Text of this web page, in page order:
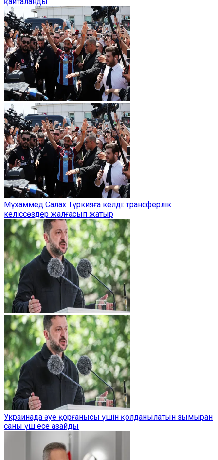
Мұхаммед Салах Түркияға келді: трансферлік
келіссөздер жалғасып жатыр
Украинада әуе қорғанысы үшін қолданылатын зымыран
саны үш есе азайды